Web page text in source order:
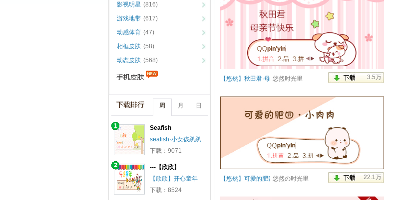
影视明星 (816)
游戏地带 (617)
动感体育 (47)
相框皮肤 (58)
动态皮肤 (568)
周 月 日
Seafish
seafish·小女孩趴趴
下载：9071
---【欣欣】
【欣欣】开心童年
下载：8524
【悠然】秋田君·母亲节悠然时光里
【悠然】可爱的肥四·小肉肉
悠然の时光里